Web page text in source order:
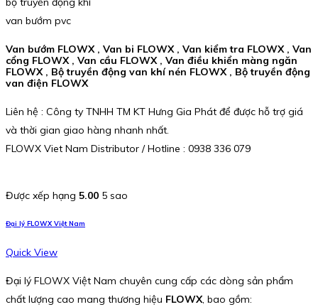
van bướm pvc
Van bướm FLOWX , Van bi FLOWX , Van kiểm tra FLOWX , Van
cổng FLOWX , Van cầu FLOWX , Van điều khiển màng ngăn
FLOWX , Bộ truyền động van khí nén FLOWX , Bộ truyền động
van điện FLOWX
Liên hệ : Công ty TNHH TM KT Hưng Gia Phát để được hỗ trợ giá
và thời gian giao hàng nhanh nhất.
FLOWX Viet Nam Distributor / Hotline : 0938 336 079
Được xếp hạng 5.00 5 sao
Đại lý FLOWX Việt Nam
Quick View
Đại lý FLOWX Việt Nam chuyên cung cấp các dòng sản phẩm
chất lượng cao mang thương hiệu FLOWX, bao gồm: